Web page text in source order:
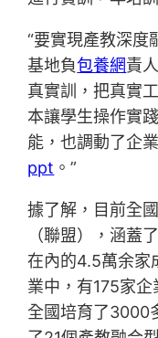
“要實現產教深度
基地負包養網責
真實訓，把真實
本讓學生操作實
能，也調動了企
ppt 。”
據了解，目前全
（聯盟），涵蓋
在內的4.5萬余家
業中，有175家企
全國培育了3000